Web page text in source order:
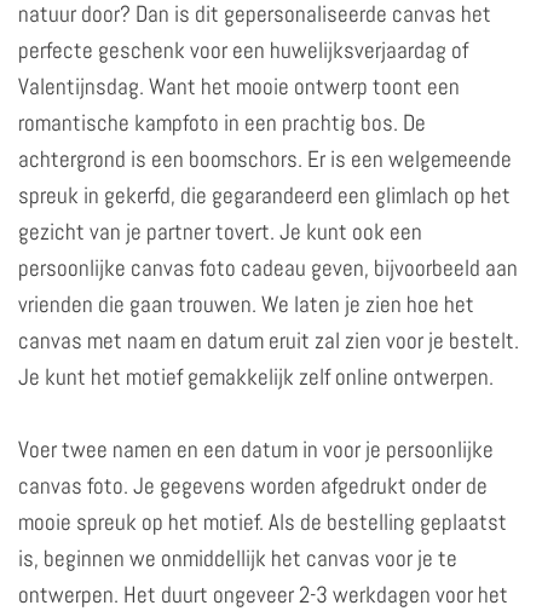
natuur door? Dan is dit gepersonaliseerde canvas het
perfecte geschenk voor een huwelijksverjaardag of
Valentijnsdag. Want het mooie ontwerp toont een
romantische kampfoto in een prachtig bos. De
achtergrond is een boomschors. Er is een welgemeende
spreuk in gekerfd, die gegarandeerd een glimlach op het
gezicht van je partner tovert. Je kunt ook een
persoonlijke canvas foto cadeau geven, bijvoorbeeld aan
vrienden die gaan trouwen. We laten je zien hoe het
canvas met naam en datum eruit zal zien voor je bestelt.
Je kunt het motief gemakkelijk zelf online ontwerpen.
Voer twee namen en een datum in voor je persoonlijke
canvas foto. Je gegevens worden afgedrukt onder de
mooie spreuk op het motief. Als de bestelling geplaatst
is, beginnen we onmiddellijk het canvas voor je te
ontwerpen. Het duurt ongeveer 2-3 werkdagen voor het